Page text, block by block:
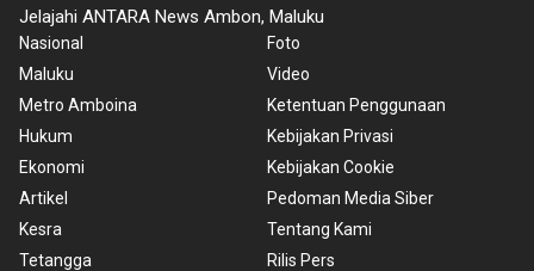
Jelajahi ANTARA News Ambon, Maluku
Nasional
Maluku
Metro Amboina
Hukum
Ekonomi
Artikel
Kesra
Tetangga
Foto
Video
Ketentuan Penggunaan
Kebijakan Privasi
Kebijakan Cookie
Pedoman Media Siber
Tentang Kami
Rilis Pers